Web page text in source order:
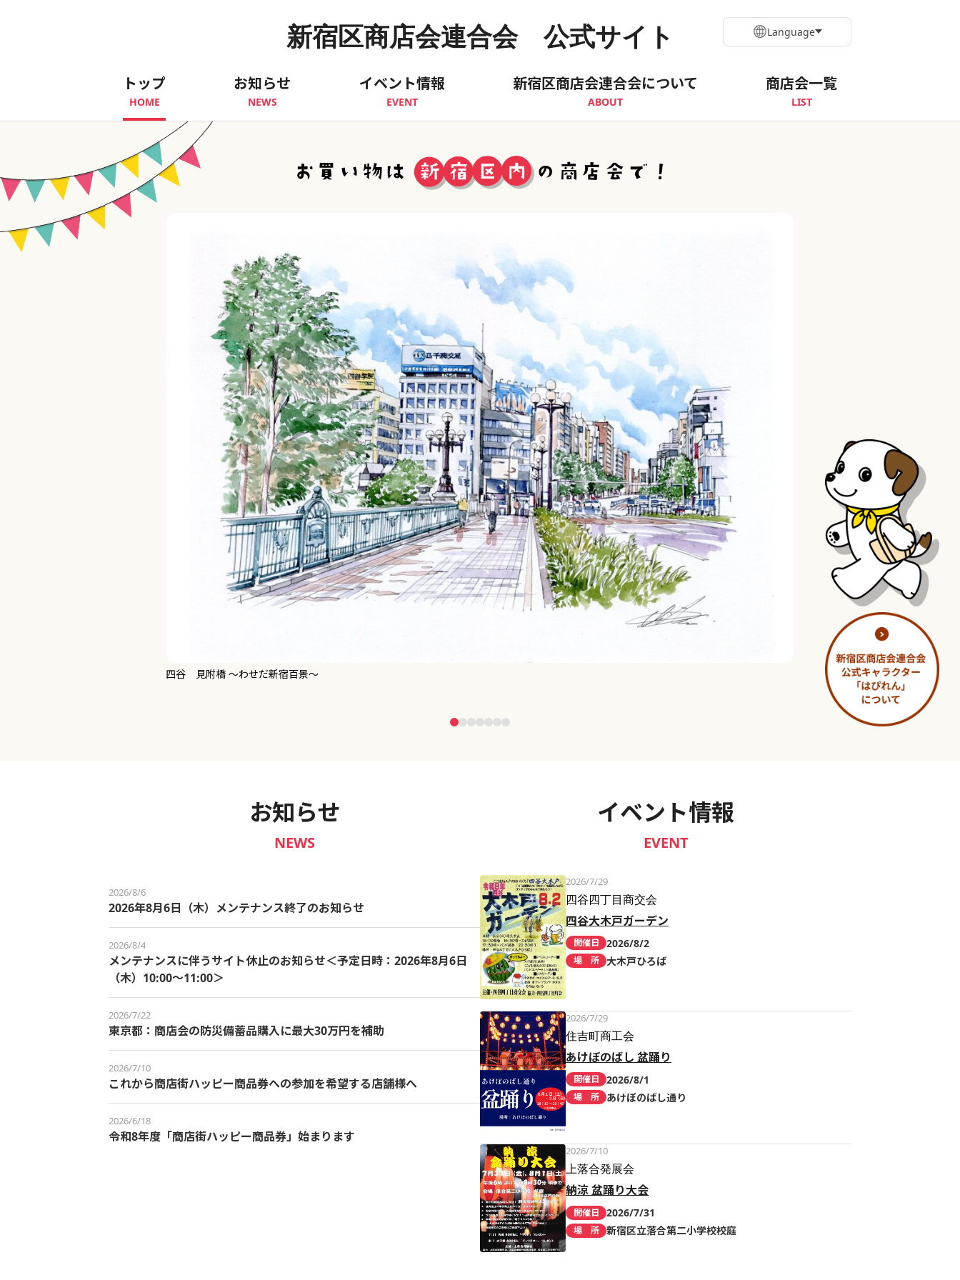
新宿区商店会連合会 公式サイト
トップ
HOME
お知らせ
NEWS
イベント情報
EVENT
新宿区商店会連合会について
ABOUT
商店会一覧
LIST
Language
淀橋市場 ～わせだ新宿百景～
お知らせ
NEWS
2026/8/6
2026年8月6日（木）メンテナンス終了のお知らせ
2026/8/4
メンテナンスに伴うサイト休止のお知らせ＜予定日時：2026年8月6日
（木）10:00～11:00＞
2026/7/22
東京都：商店会の防災備蓄品購入に最大30万円を補助
2026/7/10
これから商店街ハッピー商品券への参加を希望する店舗様へ
2026/6/18
令和8年度「商店街ハッピー商品券」始まります
イベント情報
EVENT
2026/7/29
四谷四丁目商交会
四谷大木戸ガーデン
開催日 2026/8/2
場 所 大木戸ひろば
2026/7/29
住吉町商工会
あけぼのばし 盆踊り
開催日 2026/8/1
場 所 あけぼのばし通り
2026/7/10
上落合発展会
納涼 盆踊り大会
開催日 2026/7/31
場 所 新宿区立落合第二小学校校庭